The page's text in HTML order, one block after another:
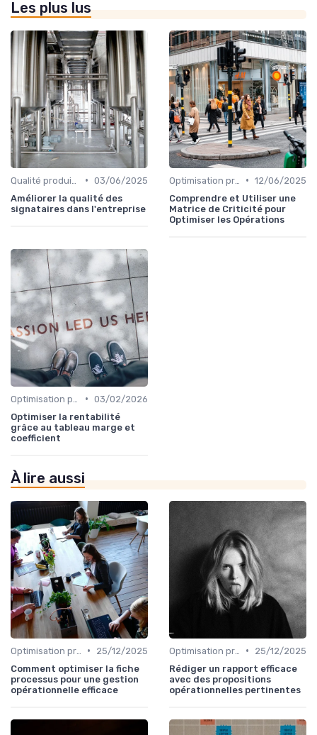
Les plus lus
• 03/06/2025
Améliorer la qualité des
signataires dans l'entreprise
• 12/06/2025
Comprendre et Utiliser une
Matrice de Criticité pour
Optimiser les Opérations
• 03/02/2026
Optimiser la rentabilité
grâce au tableau marge et
coefficient
À lire aussi
•
25/12/2025
Comment optimiser la fiche
processus pour une gestion
opérationnelle efficace
•
25/12/2025
Rédiger un rapport efficace
avec des propositions
opérationnelles pertinentes